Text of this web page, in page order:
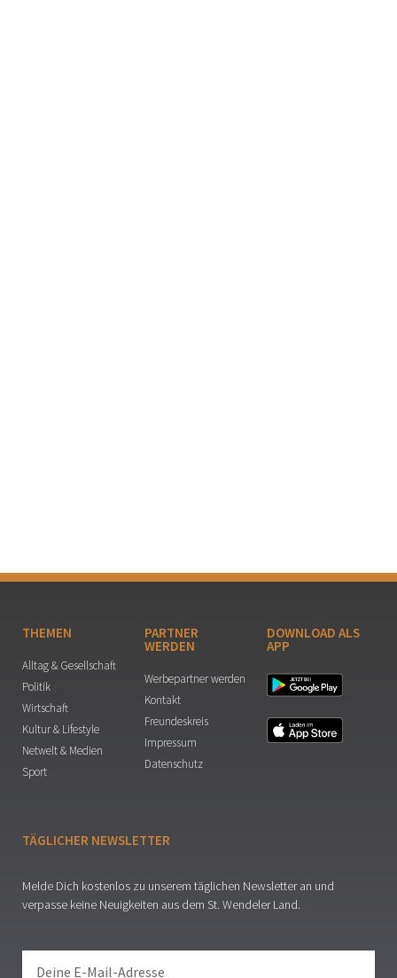
THEMEN
Alltag & Gesellschaft
Politik
Wirtschaft
Kultur & Lifestyle
Netwelt & Medien
Sport
PARTNER
WERDEN
Werbepartner werden
Kontakt
Freundeskreis
Impressum
Datenschutz
DOWNLOAD ALS
APP
TÄGLICHER NEWSLETTER
Melde Dich kostenlos zu unserem täglichen Newsletter an und
verpasse keine Neuigkeiten aus dem St. Wendeler Land.